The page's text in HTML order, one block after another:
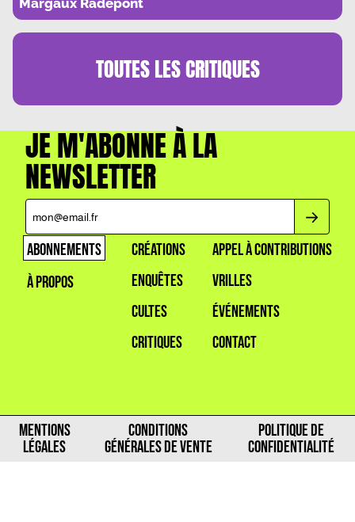
Margaux Radepont
TOUTES LESCRITIQUES
JE M'ABONNE À LA
NEWSLETTER
ABONNEMENTS
À PROPOS
CRÉATIONS
ENQUÊTES
CULTES
CRITIQUES
APPEL À CONTRIBUTIONS
VRILLES
ÉVÉNEMENTS
CONTACT
MENTIONS
LÉGALES
CONDITIONS
GÉNÉRALES DE VENTE
POLITIQUE DE
CONFIDENTIALITÉ